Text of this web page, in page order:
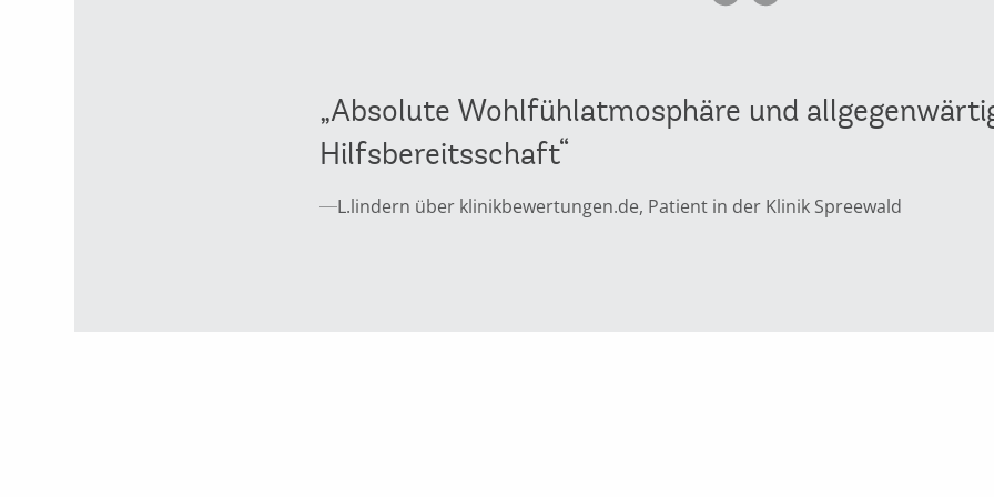
„Absolute Wohlfühlatmosphäre und
Hilfsbereitsschaft“
L.lindern über klinikbewertungen.de, Patient in der Klinik Spreewald